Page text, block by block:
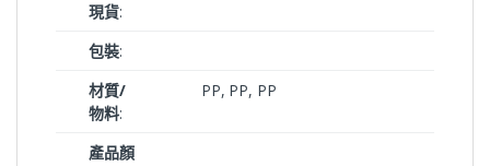
現貨:
包裝:
材質/
物料:
PP, PP, PP
產品顏